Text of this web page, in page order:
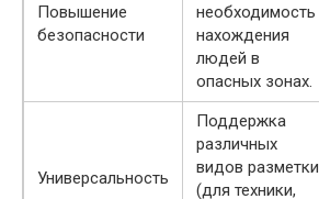
Повышение
безопасности
необходимость
нахождения
людей в
опасных зонах.
Универсальность
Поддержка
различных
видов разметки
(для техники,